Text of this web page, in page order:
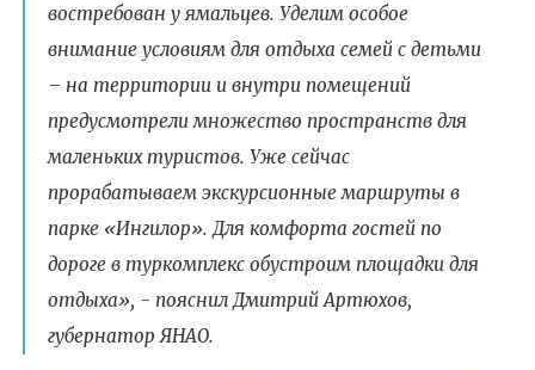
востребован у ямальцев. Уделим особое
внимание условиям для отдыха семей с детьми
– на территории и внутри помещений
предусмотрели множество пространств для
маленьких туристов. Уже сейчас
прорабатываем экскурсионные маршруты в
парке «Ингилор». Для комфорта гостей по
дороге в туркомплекс обустроим площадки для
отдыха», - пояснил Дмитрий Артюхов,
губернатор ЯНАО.